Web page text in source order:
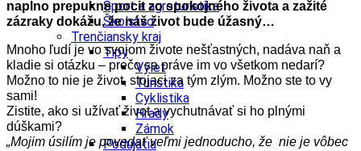
Šport a agroturistika
Školstvo
Trenčiansky kraj
Tipy
Výlet
Turistika
Cyklistika
Hrady
Zámok
Podujatia
naplno prepukne pocit zo spokojného života a zažité
zázraky dokážu, že náš život bude úžasný…
Mnoho ľudí je vo svojom živote nešťastných, nadáva naň a
kladie si otázku – prečo sa práve im vo všetkom nedarí?
Možno to nie je život, stojaci za tým zlým. Možno ste to vy
sami!
Zistite, ako si užívať život a vychutnávať si ho plnými
dúškami?
„Mojim úsilím je povedať veľmi jednoducho, že nie je vôbec